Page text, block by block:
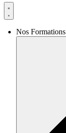
Nos Formations